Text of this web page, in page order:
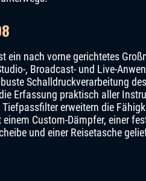
ein nach vorne gerichtetes
, Broadcast- und Live-
Schalldruckverarbeitung
Erfassung praktisch aller
erweitern die
Custom-Dämpfer, einer
und einer Reisetasche